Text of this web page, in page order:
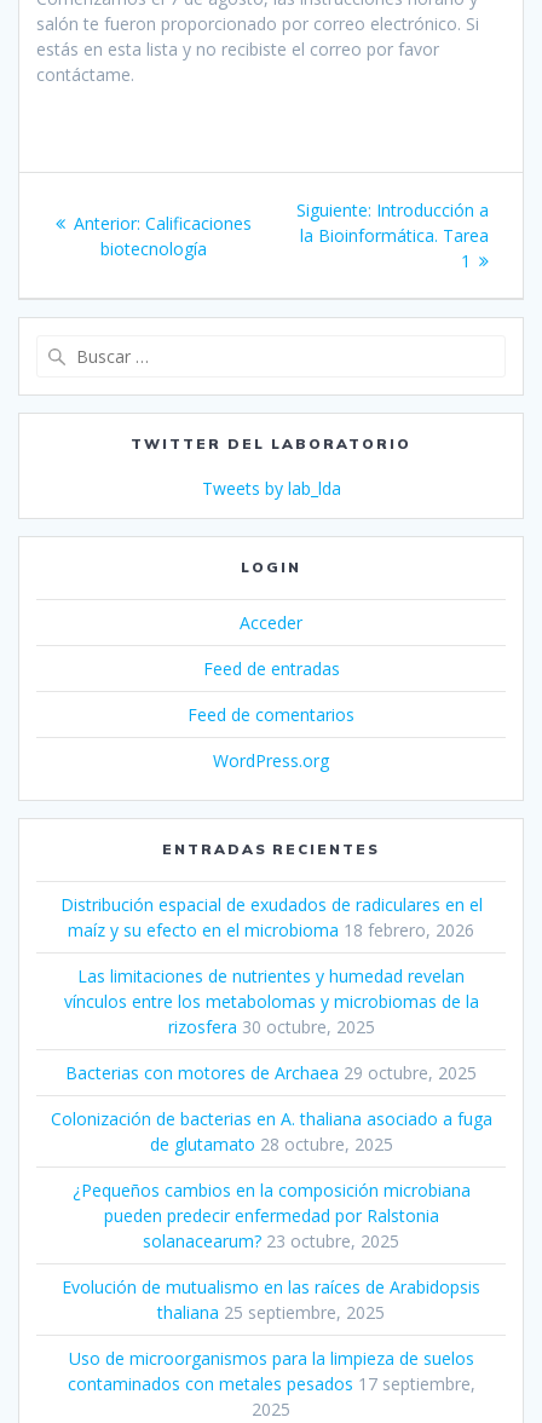
salón te fueron proporcionado por correo electrónico. Si
estás en esta lista y no recibiste el correo por favor
contáctame.
de
entradas
Anterior: Entrada
anterior:
Calificaciones
biotecnología
Siguiente: Siguiente
entrada:
Introducción a
la Bioinformática. Tarea
1
TWITTER DEL LABORATORIO
Tweets by lab_lda
LOGIN
Acceder
Feed de entradas
Feed de comentarios
WordPress.org
ENTRADAS RECIENTES
Distribución espacial de exudados de radiculares en el
maíz y su efecto en el microbioma 18 febrero, 2026
Las limitaciones de nutrientes y humedad revelan
vínculos entre los metabolomas y microbiomas de la
rizosfera 30 octubre, 2025
Bacterias con motores de Archaea 29 octubre, 2025
Colonización de bacterias en A. thaliana asociado a fuga
de glutamato 28 octubre, 2025
¿Pequeños cambios en la composición microbiana
pueden predecir enfermedad por Ralstonia
solanacearum? 23 octubre, 2025
Evolución de mutualismo en las raíces de Arabidopsis
thaliana 25 septiembre, 2025
Uso de microorganismos para la limpieza de suelos
contaminados con metales pesados 17 septiembre,
2025